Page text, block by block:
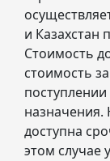
и Казахстан
Стоимость
стоимость
доступна
этом случае